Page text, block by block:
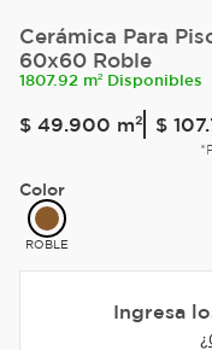
Cerámica Para
60x60 Roble
1807.92 m² Disponibles
$ 49.900 m² $
Color
ROBLE
Ingresa